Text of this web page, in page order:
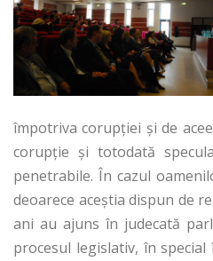
împotriva corupției și de
corupție și totodată
penetrabile. În cazul
deoarece aceștia dispun de
ani au ajuns în judecată
procesul legislativ, în